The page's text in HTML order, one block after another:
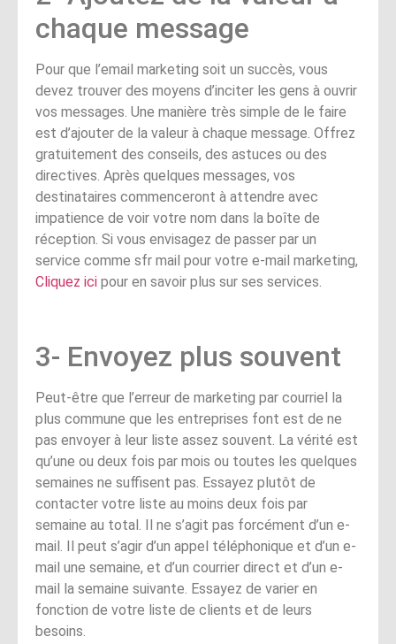
chaque message
Pour que l’email marketing soit un succès, vous
devez trouver des moyens d’inciter les gens à ouvrir
vos messages. Une manière très simple de le faire
est d’ajouter de la valeur à chaque message. Offrez
gratuitement des conseils, des astuces ou des
directives. Après quelques messages, vos
destinataires commenceront à attendre avec
impatience de voir votre nom dans la boîte de
réception. Si vous envisagez de passer par un
service comme sfr mail pour votre e-mail marketing,
Cliquez ici pour en savoir plus sur ses services.
3- Envoyez plus souvent
Peut-être que l’erreur de marketing par courriel la
plus commune que les entreprises font est de ne
pas envoyer à leur liste assez souvent. La vérité est
qu’une ou deux fois par mois ou toutes les quelques
semaines ne suffisent pas. Essayez plutôt de
contacter votre liste au moins deux fois par
semaine au total. Il ne s’agit pas forcément d’un e-
mail. Il peut s’agir d’un appel téléphonique et d’un e-
mail une semaine, et d’un courrier direct et d’un e-
mail la semaine suivante. Essayez de varier en
fonction de votre liste de clients et de leurs
besoins.